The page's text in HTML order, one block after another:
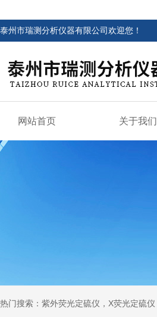
泰州市瑞测分析仪器有限公司欢迎您！
网站首页 关于我们